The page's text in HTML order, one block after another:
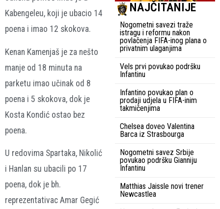
Kabengeleu, koji je ubacio 14
poena i imao 12 skokova.
Kenan Kamenjaš je za nešto
manje od 18 minuta na
parketu imao učinak od 8
poena i 5 skokova, dok je
Kosta Kondić ostao bez
poena.
U redovima Spartaka, Nikolić
i Hanlan su ubacili po 17
poena, dok je bh.
reprezentativac Amar Gegić
NAJČITANIJE
Nogometni savezi traže
istragu i reformu nakon
povlačenja FIFA-inog plana o
privatnim ulaganjima
Vels prvi povukao podršku
Infantinu
Infantino povukao plan o
prodaji udjela u FIFA-inim
takmičenjima
Chelsea doveo Valentina
Barca iz Strasbourga
Nogometni savez Srbije
povukao podršku Gianniju
Infantinu
Matthias Jaissle novi trener
Newcastlea